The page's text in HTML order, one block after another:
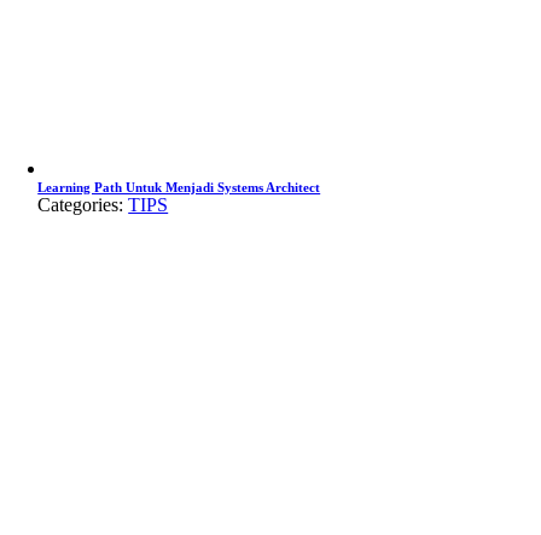
Learning Path Untuk Menjadi Systems Architect
Categories:TIPS